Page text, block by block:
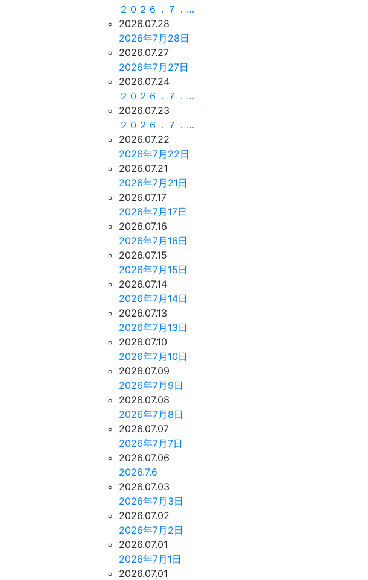
２０２６．７．…
2026.07.28
2026年7月28日
2026.07.27
2026年7月27日
2026.07.24
２０２６．７．…
2026.07.23
２０２６．７．…
2026.07.22
2026年7月22日
2026.07.21
2026年7月21日
2026.07.17
2026年7月17日
2026.07.16
2026年7月16日
2026.07.15
2026年7月15日
2026.07.14
2026年7月14日
2026.07.13
2026年7月13日
2026.07.10
2026年7月10日
2026.07.09
2026年7月9日
2026.07.08
2026年7月8日
2026.07.07
2026年7月7日
2026.07.06
2026.7.6
2026.07.03
2026年7月3日
2026.07.02
2026年7月2日
2026.07.01
2026年7月1日
2026.07.01